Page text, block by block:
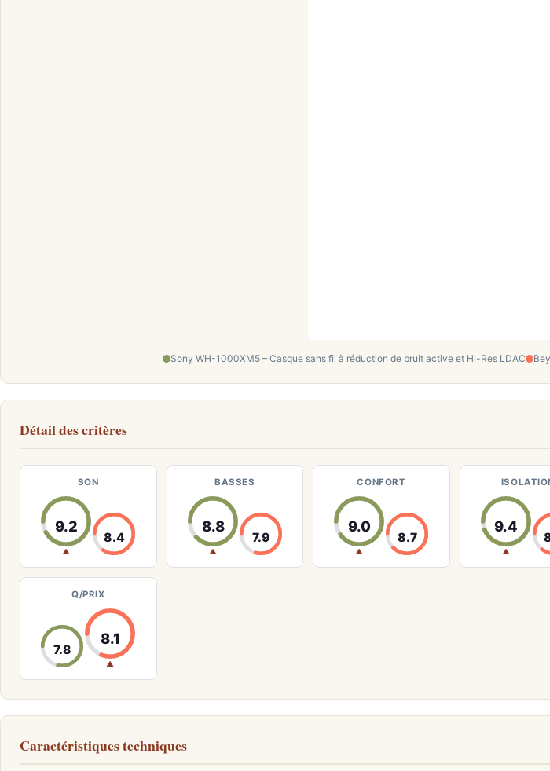
Sony WH-1000XM5 – Casque sans fil à réduction de bruit active et Hi-Res LDAC
Détail des critères
SON
9.2
▲
8.4
BASSES
8.8
▲
7.9
CONFORT
9.0
▲
8.7
9.4
▲
Q/PRIX
7.8
8.1
▲
Caractéristiques techniques